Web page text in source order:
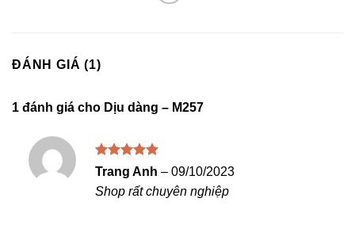
ĐÁNH GIÁ (1)
1 đánh giá cho Dịu dàng – M257
Được xếp
hạng5
sao
Trang Anh – 09/10/2023
Shop rất chuyên nghiệp